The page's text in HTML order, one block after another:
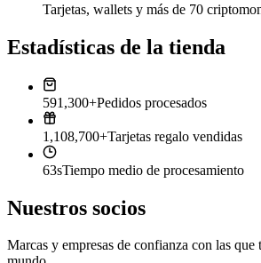
Tarjetas, wallets y más de 70
Estadísticas de la tienda
591,300+Pedidos procesados
1,108,700+Tarjetas regalo vendidas
63sTiempo medio de procesamiento
Nuestros socios
Marcas y empresas de confianza con las que